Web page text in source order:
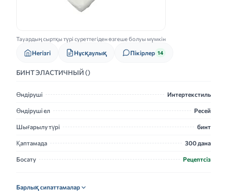
Тауардың сыртқы түрі суреттегіден өзгеше болуы мүмкін
Негізгі Нұсқаулық Пікірлер 14
БИНТ ЭЛАСТИЧНЫЙ ()
Өндіруші Интертекстиль
Өндіруші ел Ресей
Шығарылу түрі бинт
Қаптамада 300 дана
Босату Рецептсіз
Барлық сипаттамалар